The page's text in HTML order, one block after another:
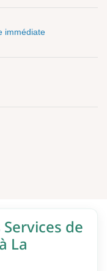
immédiate
de
La